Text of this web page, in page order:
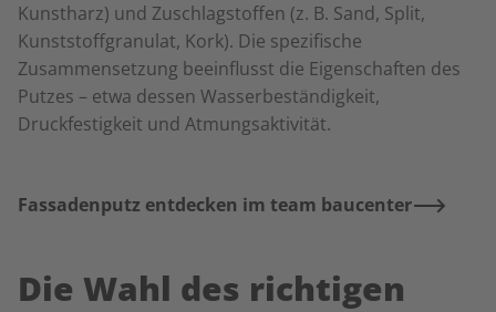
Kunstharz) und Zuschlagstoffen (z. B. Sand, Split,
Kunststoffgranulat, Kork). Die spezifische
Zusammensetzung beeinflusst die Eigenschaften des
Putzes – etwa dessen Wasserbeständigkeit,
Druckfestigkeit und Atmungsaktivität.
Fassadenputz entdecken im team baucenter
Die Wahl des richtigen